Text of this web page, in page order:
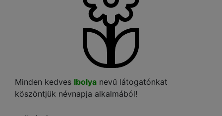
Minden kedves Ibolya nevű látogatónkat
köszöntjük névnapja alkalmából!